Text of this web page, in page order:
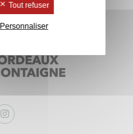
Tout refuser
Personnaliser